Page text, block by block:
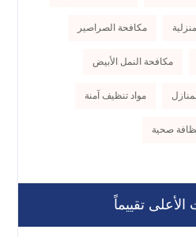
مكافحة الصراصير
مكافحة النمل الأبيض
مواد تنظيف آمنة
صحية
الأعلى تقييماً